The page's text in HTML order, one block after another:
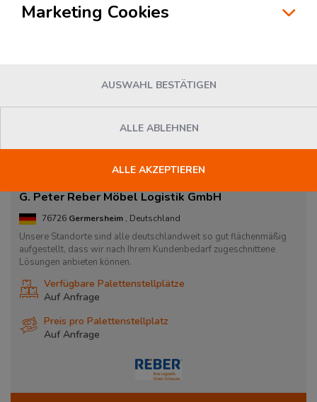
G. Peter Reber Möbel Logistik GmbH
76726 Germersheim , Deutschland
Unsere Standorte sind alle deutschlandweit so gut flächenmäßig
aufgestellt, dass wir nach Ihrem Kundenbedarf zugeschnittene
Lösungen anbieten können.
Verfügbare Palettenstellplätze
Auf Anfrage
Preis pro Palettenstellplatz
Auf Anfrage
Marketing Cookies
AUSWAHL BESTÄTIGEN
ALLE ABLEHNEN
ALLE AKZEPTIEREN